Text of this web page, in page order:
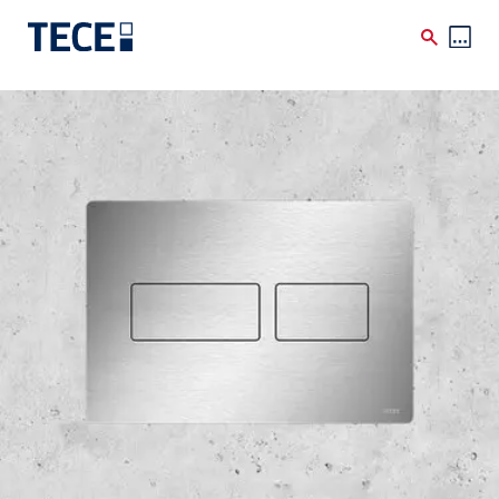
Skip to main content